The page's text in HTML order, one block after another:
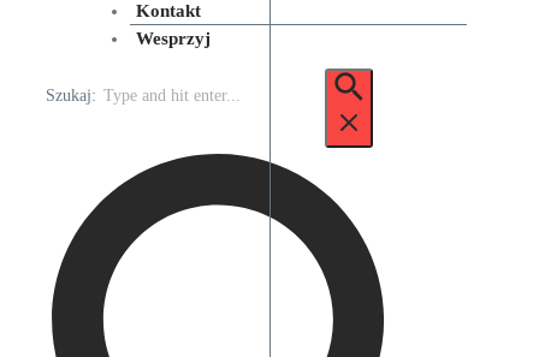
Kontakt
Wesprzyj
Szukaj: